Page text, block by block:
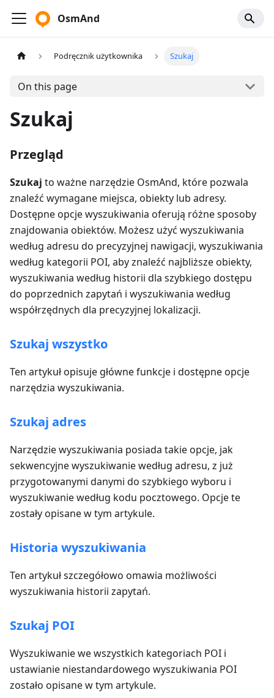
OsmAnd
Podręcznik użytkownika Szukaj
On this page
Szukaj
Przegląd
Szukaj to ważne narzędzie OsmAnd, które pozwala
znaleźć wymagane miejsca, obiekty lub adresy.
Dostępne opcje wyszukiwania oferują różne sposoby
znajdowania obiektów. Możesz użyć wyszukiwania
według adresu do precyzyjnej nawigacji, wyszukiwania
według kategorii POI, aby znaleźć najbliższe obiekty,
wyszukiwania według historii dla szybkiego dostępu
do poprzednich zapytań i wyszukiwania według
współrzędnych dla precyzyjnej lokalizacji.
Szukaj wszystko
Ten artykuł opisuje główne funkcje i dostępne opcje
narzędzia wyszukiwania.
Szukaj adres
Narzędzie wyszukiwania posiada takie opcje, jak
sekwencyjne wyszukiwanie według adresu, z już
przygotowanymi danymi do szybkiego wyboru i
wyszukiwanie według kodu pocztowego. Opcje te
zostały opisane w tym artykule.
Historia wyszukiwania
Ten artykuł szczegółowo omawia możliwości
wyszukiwania historii zapytań.
Szukaj POI
Wyszukiwanie we wszystkich kategoriach POI i
ustawianie niestandardowego wyszukiwania POI
zostało opisane w tym artykule.